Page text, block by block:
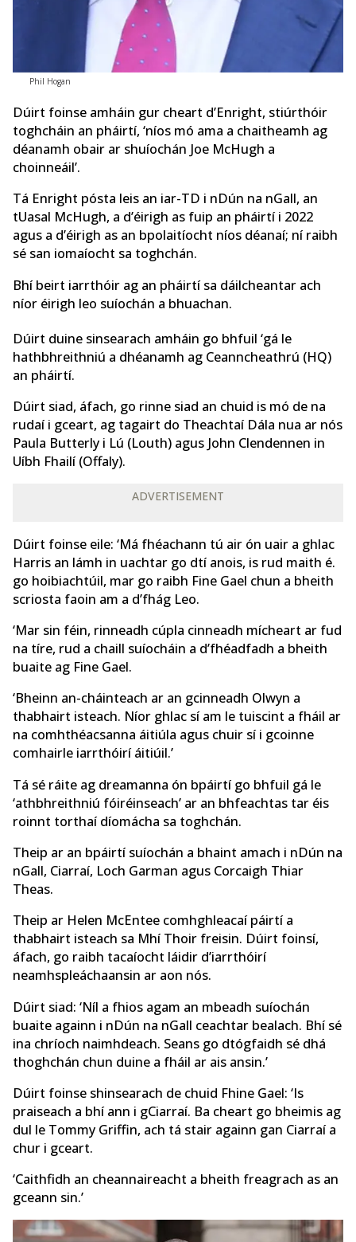
Phil Hogan
Dúirt foinse amháin gur cheart d’Enright, stiúrthóir
toghcháin an pháirtí, ‘níos mó ama a chaitheamh ag
déanamh obair ar shuíochán Joe McHugh a
choinneáil’.
Tá Enright pósta leis an iar-TD i nDún na nGall, an
tUasal McHugh, a d’éirigh as fuip an pháirtí i 2022
agus a d’éirigh as an bpolaitíocht níos déanaí; ní raibh
sé san iomaíocht sa toghchán.
Bhí beirt iarrthóir ag an pháirtí sa dáilcheantar ach
níor éirigh leo suíochán a bhuachan.
Dúirt duine sinsearach amháin go bhfuil ‘gá le
hathbhreithniú a dhéanamh ag Ceanncheathrú (HQ)
an pháirtí.
Dúirt siad, áfach, go rinne siad an chuid is mó de na
rudaí i gceart, ag tagairt do Theachtaí Dála nua ar nós
Paula Butterly i Lú (Louth) agus John Clendennen in
Uíbh Fhailí (Offaly).
ADVERTISEMENT
Dúirt foinse eile: ‘Má fhéachann tú air ón uair a ghlac
Harris an lámh in uachtar go dtí anois, is rud maith é.
go hoibiachtúil, mar go raibh Fine Gael chun a bheith
scriosta faoin am a d’fhág Leo.
‘Mar sin féin, rinneadh cúpla cinneadh mícheart ar fud
na tíre, rud a chaill suíocháin a d’fhéadfadh a bheith
buaite ag Fine Gael.
‘Bheinn an-cháinteach ar an gcinneadh Olwyn a
thabhairt isteach. Níor ghlac sí am le tuiscint a fháil ar
na comhthéacsanna áitiúla agus chuir sí i gcoinne
comhairle iarrthóirí áitiúil.’
Tá sé ráite ag dreamanna ón bpáirtí go bhfuil gá le
‘athbhreithniú fóiréinseach’ ar an bhfeachtas tar éis
roinnt torthaí díomácha sa toghchán.
Theip ar an bpáirtí suíochán a bhaint amach i nDún na
nGall, Ciarraí, Loch Garman agus Corcaigh Thiar
Theas.
Theip ar Helen McEntee comhghleacaí páirtí a
thabhairt isteach sa Mhí Thoir freisin. Dúirt foinsí,
áfach, go raibh tacaíocht láidir d’iarrthóirí
neamhspleáchaansin ar aon nós.
Dúirt siad: ‘Níl a fhios agam an mbeadh suíochán
buaite againn i nDún na nGall ceachtar bealach. Bhí sé
ina chríoch naimhdeach. Seans go dtógfaidh sé dhá
thoghchán chun duine a fháil ar ais ansin.’
Dúirt foinse shinsearach de chuid Fhine Gael: ‘Is
praiseach a bhí ann i gCiarraí. Ba cheart go bheimis ag
dul le Tommy Griffin, ach tá stair againn gan Ciarraí a
chur i gceart.
‘Caithfidh an cheannaireacht a bheith freagrach as an
gceann sin.’